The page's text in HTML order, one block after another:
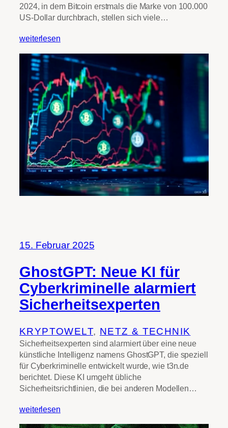
2024, in dem Bitcoin erstmals die Marke von 100.000
US-Dollar durchbrach, stellen sich viele…
weiterlesen
15. Februar 2025
GhostGPT: Neue KI für
Cyberkriminelle alarmiert
Sicherheitsexperten
KRYPTOWELT, NETZ & TECHNIK
Sicherheitsexperten sind alarmiert über eine neue
künstliche Intelligenz namens GhostGPT, die speziell
für Cyberkriminelle entwickelt wurde, wie t3n.de
berichtet. Diese KI umgeht übliche
Sicherheitsrichtlinien, die bei anderen Modellen…
weiterlesen